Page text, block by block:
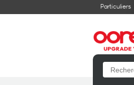
Particuliers